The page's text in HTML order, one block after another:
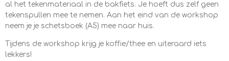
al het tekenmateriaal in de bakfiets. Je hoeft dus zelf geen
tekenspullen mee te nemen. Aan het eind van de workshop
neem je je schetsboek (A5) mee naar huis.
Tijdens de workshop krijg je koffie/thee en uiteraard iets
lekkers!